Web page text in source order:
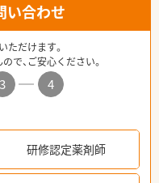
い合わせ
ただけます。
で、ご安心ください。
3
4
研修認定薬剤師